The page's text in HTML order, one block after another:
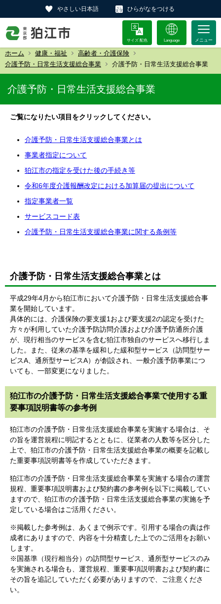
やさしい日本語 ひらがなをつける
サイズ 配色 Language
ホーム 健康・福祉
高齢者・介護保険
介護予防・日常生活支援総合事業
介護予防・日常生活支援総合事業
介護予防・日常生活支援総合事業
ご覧になりたい項目をクリックしてください。
介護予防・日常生活支援総合事業とは
事業者指定について
狛江市の指定を受けた後の手続き等
令和6年度介護報酬改定における加算届の提出について
指定事業者一覧
サービスコード表
介護予防・日常生活支援総合事業に関する条例等
介護予防・日常生活支援総合事業とは
平成29年4月から狛江市において介護予防・日常生活支援総合事
業を開始しています。
具体的には、介護保険の要支援1および要支援2の認定を受けた
方々が利用していた介護予防訪問介護および介護予防通所介護
が、現行相当のサービスを含む狛江市独自のサービスへ移行しま
した。また、従来の基準を緩和した緩和型サービス（訪問型サー
ビスA、通所型サービスA）が創設され、一般介護予防事業につ
いても、一部変更になりました。
狛江市の介護予防・日常生活支援総合事業で使用する重
要事項説明書等の参考例
狛江市の介護予防・日常生活支援総合事業を実施する場合は、そ
の旨を運営規程に明記するとともに、従業者の人数等を区分した
上で、狛江市の介護予防・日常生活支援総合事業の概要を記載し
た重要事項説明書等を作成していただきます。
狛江市の介護予防・日常生活支援総合事業を実施する場合の運営
規程、重要事項説明書および契約書の参考例を以下に掲載してい
ますので、狛江市の介護予防・日常生活支援総合事業の実施を予
定している場合はご活用ください。
※掲載した参考例は、あくまで例示です。引用する場合の責は作
成者にありますので、内容を十分精査した上でのご活用をお願い
します。
※国基準（現行相当分）の訪問型サービス、通所型サービスのみ
を実施される場合も、運営規程、重要事項説明書および契約書に
その旨を追記していただく必要がありますので、ご注意くださ
い。